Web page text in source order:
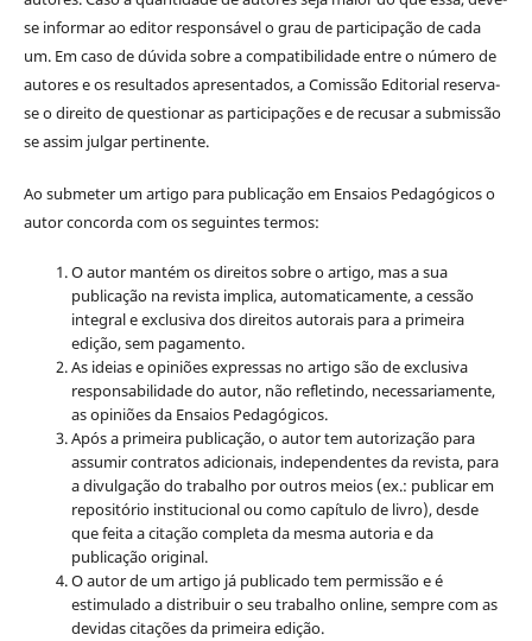
se informar ao editor responsável o grau de participação de cada
um. Em caso de dúvida sobre a compatibilidade entre o número de
autores e os resultados apresentados, a Comissão Editorial reserva-
se o direito de questionar as participações e de recusar a submissão
se assim julgar pertinente.
Ao submeter um artigo para publicação em Ensaios Pedagógicos o
autor concorda com os seguintes termos:
O autor mantém os direitos sobre o artigo, mas a sua
publicação na revista implica, automaticamente, a cessão
integral e exclusiva dos direitos autorais para a primeira
edição, sem pagamento.
As ideias e opiniões expressas no artigo são de exclusiva
responsabilidade do autor, não refletindo, necessariamente,
as opiniões da Ensaios Pedagógicos.
Após a primeira publicação, o autor tem autorização para
assumir contratos adicionais, independentes da revista, para
a divulgação do trabalho por outros meios (ex.: publicar em
repositório institucional ou como capítulo de livro), desde
que feita a citação completa da mesma autoria e da
publicação original.
O autor de um artigo já publicado tem permissão e é
estimulado a distribuir o seu trabalho online, sempre com as
devidas citações da primeira edição.